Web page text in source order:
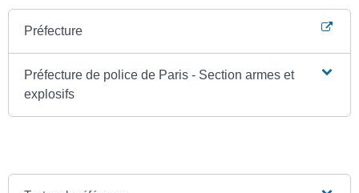
Préfecture
Préfecture de police de Paris - Section armes et
explosifs